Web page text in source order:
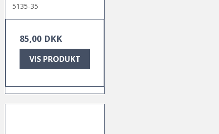
5135-35
85,00 DKK
VIS PRODUKT